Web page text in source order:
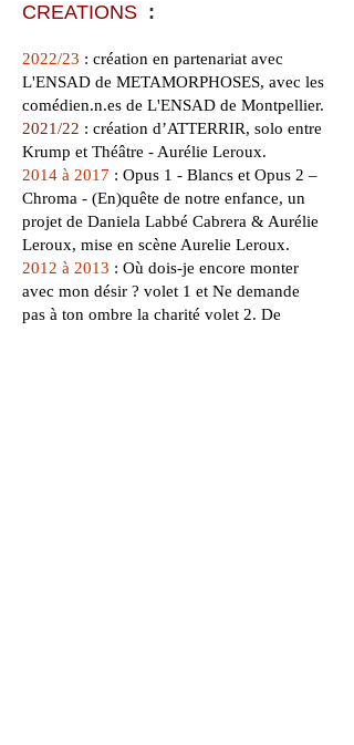
CREATIONS :
2022/23 : création en partenariat avec
L'ENSAD de METAMORPHOSES, avec les
comédien.n.es de L'ENSAD de Montpellier.
2021/22 : création d’ATTERRIR, solo entre
Krump et Théâtre - Aurélie Leroux.
2014 à 2017 : Opus 1 - Blancs et Opus 2 –
Chroma - (En)quête de notre enfance, un
projet de Daniela Labbé Cabrera & Aurélie
Leroux, mise en scène Aurelie Leroux.
2012 à 2013 : Où dois-je encore monter
avec mon désir ? volet 1 et Ne demande
pas à ton ombre la charité volet 2. De